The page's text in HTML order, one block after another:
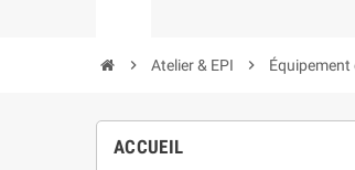
chevron_right Atelier & EPI chevron_right
ACCUEIL